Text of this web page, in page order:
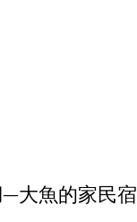
大魚的家民宿